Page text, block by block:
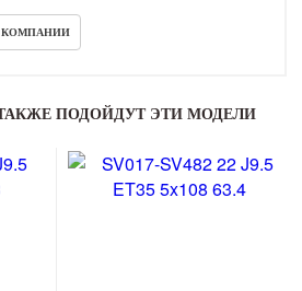
ПОДОЙДУТ ЭТИ МОДЕЛИ